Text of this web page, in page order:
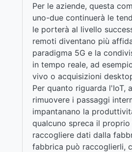
Per le aziende, questa
uno-due continuerà le
le porterà al livello
remoti diventano più
paradigma 5G e la
in tempo reale, ad
vivo o acquisizioni
Per quanto riguarda l'IoT,
rimuovere i passaggi
impantanano la
qualcuno spreca il
raccogliere dati dalla
fabbrica può raccoglierli,